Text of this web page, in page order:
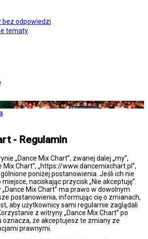
bez odpowiedzi
tematy
- Regulamin
„Dance Mix Chart”, zwanej dalej „my”,
Mix Chart”, „https://www.dancemixchart.pl”,
poniżej postanowienia. Jeśli ich nie
naciskając przycisk „Nie akceptuję”.
Mix Chart” ma prawo w dowolnym
postanowienia, informując cię o zmianach,
aby użytkownicy sami regularnie zaglądali
z witryny „Dance Mix Chart” po
oznacza, że akceptujesz te zmiany ze
prawnymi.